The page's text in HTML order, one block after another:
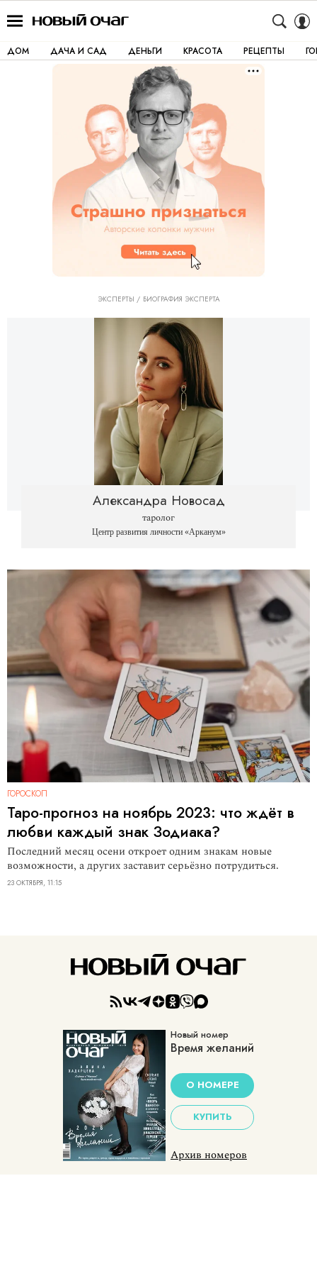
ДОМ ДАЧА И САД ДЕНЬГИ КРАСОТА РЕЦЕПТЫ
ЭКСПЕРТЫ БИОГРАФИЯ ЭКСПЕРТА
Александра Новосад
таролог
Центр развития личности «Арканум»
ГОРОСКОП
Таро-прогноз на ноябрь 2023: что ждёт в
любви каждый знак Зодиака?
Последний месяц осени откроет одним знакам новые
возможности, а других заставит серьёзно потрудиться.
23 ОКТЯБРЯ, 11:15
Новый номер
Время желаний
О НОМЕРЕ
КУПИТЬ
Архив номеров